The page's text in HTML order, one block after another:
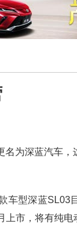
为深蓝汽车，
车型深蓝SL03
市，将有纯